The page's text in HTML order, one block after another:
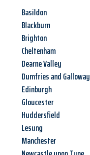
Basildon
Blackburn
Brighton
Cheltenham
Dearne Valley
Dumfries and Galloway
Edinburgh
Gloucester
Huddersfield
Lesung
Manchester